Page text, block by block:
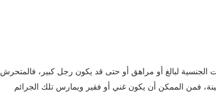
لبالغ أو مراهق أو حتى قد يكون رجل كبير، فالمتحرش
فمن الممكن أن يكون غني أو فقير ويمارس تلك الجرائم